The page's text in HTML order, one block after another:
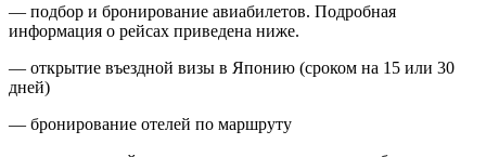
— подбор и бронирование авиабилетов. Подробная
информация о рейсах приведена ниже.
— открытие въездной визы в Японию (сроком на 15 или 30
дней)
— бронирование отелей по маршруту